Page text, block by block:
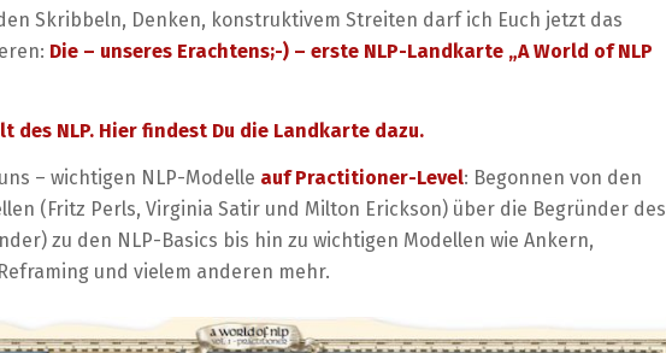
Skribbeln, Denken, konstruktivem Streiten darf ich Euch jetzt das
Die – unseres Erachtens;-) – erste NLP-Landkarte „A World of NLP
des NLP. Hier findest Du die Landkarte dazu.
– wichtigen NLP-Modelle auf Practitioner-Level: Begonnen von den
(Fritz Perls, Virginia Satir und Milton Erickson) über die Begründer des
zu den NLP-Basics bis hin zu wichtigen Modellen wie Ankern,
und vielem anderen mehr.